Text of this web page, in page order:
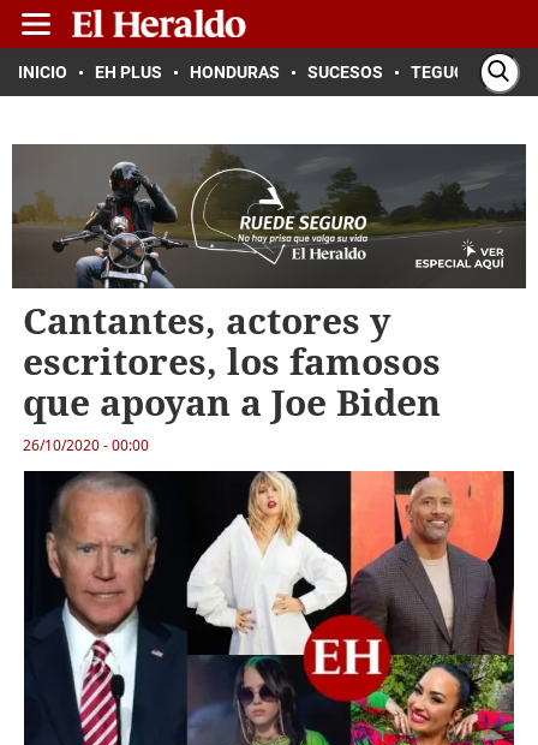
INICIO EH PLUS HONDURAS SUCESOS TEGUCIGALPA
Cantantes, actores y
escritores, los famosos
que apoyan a Joe Biden
26/10/2020 - 00:00